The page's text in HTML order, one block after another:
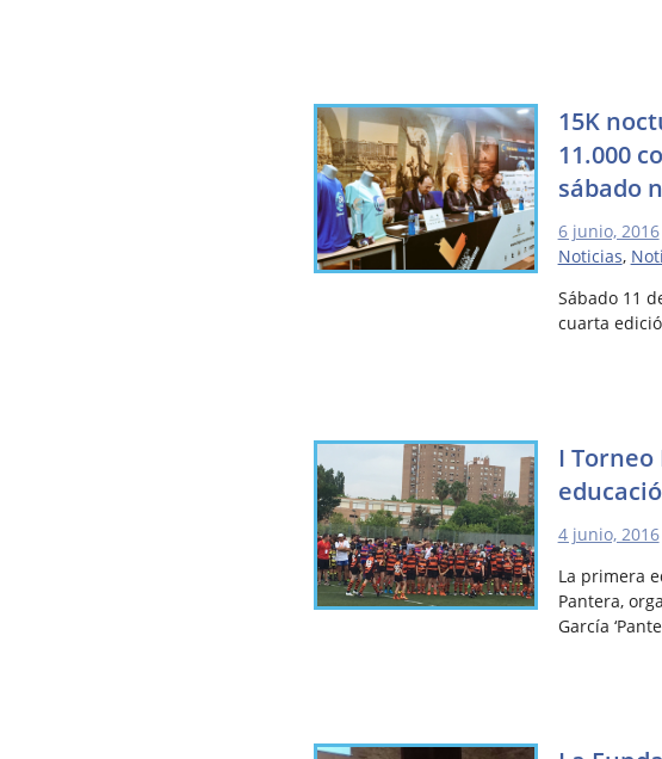
15K
11.000
sábado
6 junio, 2016
Noticias,
Sábado 11
cuarta
I
4 junio, 2016
La primera
Pantera,
García